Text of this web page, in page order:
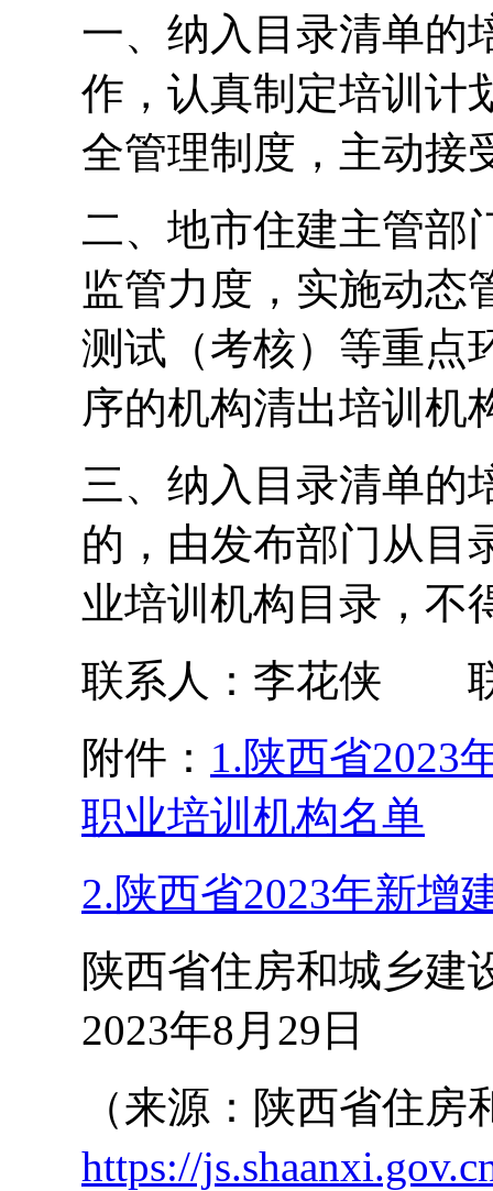
一、纳入目录清单的
作，认真制定培训计
全管理制度，主动接
二、地市住建主管部
监管力度，实施动态
测试（考核）等重点
序的机构清出培训机
三、纳入目录清单的
的，由发布部门从目
业培训机构目录，不
联系人：李花侠 联
附件： 1.陕西省2023
职业培训机构名单
2.陕西省2023年新增
陕西省住房和城乡建
2023年8月29日
（来源：陕西省住房
https://